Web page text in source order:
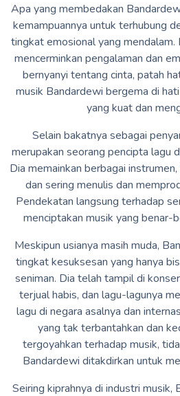
Apa yang membedakan
kemampuannya untuk terhubung
tingkat emosional yang mendalam.
mencerminkan pengalaman dan
bernyanyi tentang cinta, patah
musik Bandardewi bergema di
yang kuat dan
Selain bakatnya sebagai
merupakan seorang pencipta lagu
Dia memainkan berbagai
dan sering menulis dan
Pendekatan langsung terhadap
menciptakan musik yang benar-
Meskipun usianya masih muda,
tingkat kesuksesan yang hanya
seniman. Dia telah tampil di
terjual habis, dan lagu-lagunya
lagu di negara asalnya dan
yang tak terbantahkan dan
tergoyahkan terhadap musik,
Bandardewi ditakdirkan untuk
Seiring kiprahnya di industri